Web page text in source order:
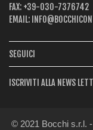
FAX: +39-030-7376742
EMAIL:
SEGUICI
ISCRIVITI ALLA NEWS
© 2021 Bocchi s.r.l.